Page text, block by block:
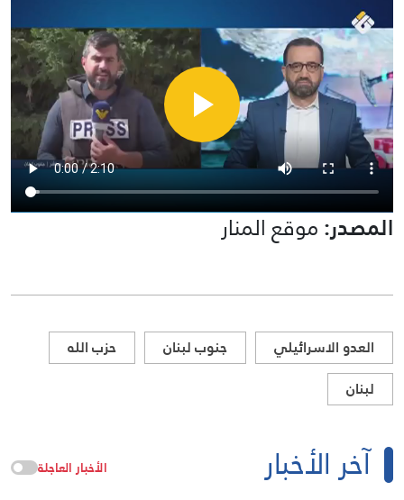
المصدر:موقع المنار
العدو الاسرائيلي جنوب لبنان
حزب الله
لبنان
آخر الأخبار الأخبار العاجلة